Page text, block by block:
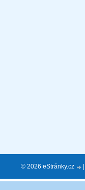
© 2026 eStránky.cz